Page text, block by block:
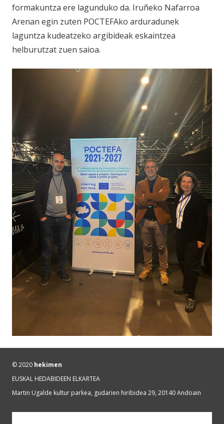
formakuntza ere lagunduko da. Iruñeko Nafarroa
Arenan egin zuten POCTEFAko arduradunek
laguntza kudeatzeko argibideak eskaintzea
helburutzat zuen saioa.
© 2020 hekimen
EUSKAL HEDABIDEEN ELKARTEA
Martin Ugalde kultur parkea, gudarien hiribidea 29, 20140 Andoain